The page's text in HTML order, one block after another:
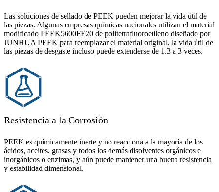
Las soluciones de sellado de PEEK pueden mejorar la vida útil de
las piezas. Algunas empresas químicas nacionales utilizan el material
modificado PEEK5600FE20 de politetrafluoroetileno diseñado por
JUNHUA PEEK para reemplazar el material original, la vida útil de
las piezas de desgaste incluso puede extenderse de 1.3 a 3 veces.
Resistencia a la Corrosión
PEEK es químicamente inerte y no reacciona a la mayoría de los
ácidos, aceites, grasas y todos los demás disolventes orgánicos e
inorgánicos o enzimas, y aún puede mantener una buena resistencia
y estabilidad dimensional.